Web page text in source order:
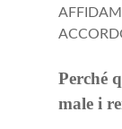
Perché
male i